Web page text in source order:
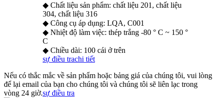
◆ Chất liệu sản phẩm: chất liệu 201, chất liệu
304, chất liệu 316
◆ Công cụ áp dụng: LQA, C001
◆ Nhiệt độ làm việc: thép trắng -80 ° C ~ 150 °
C
◆ Chiều dài: 100 cái ở trên
sự điều trachi tiết
Nếu có thắc mắc về sản phẩm hoặc bảng giá của chúng tôi, vui lòng
để lại email của bạn cho chúng tôi và chúng tôi sẽ liên lạc trong
vòng 24 giờ.sự điều tra